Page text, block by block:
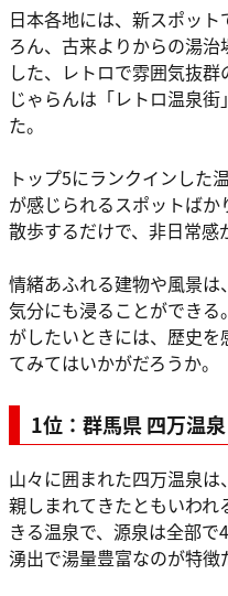
日本各地には、新スポッ
ろん、古来よりからの湯
した、レトロで雰囲気抜
じゃらんは「レトロ温泉
た。
トップ5にランクインした
が感じられるスポットば
散歩するだけで、非日常感
情緒あふれる建物や風景
気分にも浸ることができ
がしたいときには、歴史
てみてはいかがだろうか。
1位：群馬県 四万温
山々に囲まれた四万温泉
親しまれてきたともいわ
きる温泉で、源泉は全部
湧出で湯量豊富なのが特徴